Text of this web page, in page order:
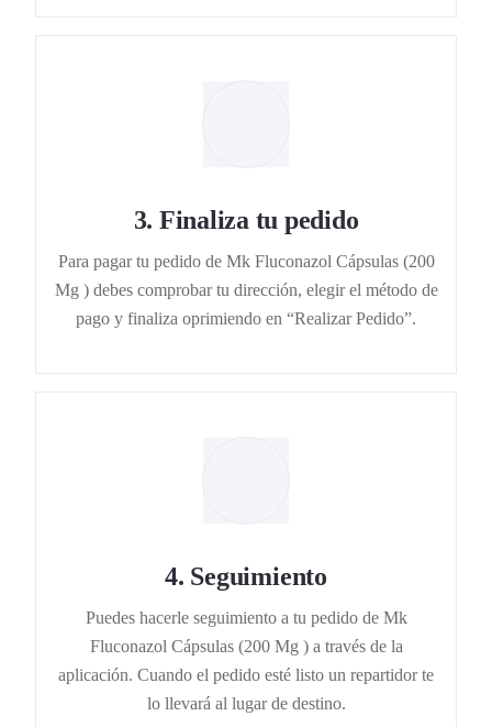
3. Finaliza tu pedido
Para pagar tu pedido de Mk Fluconazol Cápsulas (200
Mg ) debes comprobar tu dirección, elegir el método de
pago y finaliza oprimiendo en “Realizar Pedido”.
4. Seguimiento
Puedes hacerle seguimiento a tu pedido de Mk
Fluconazol Cápsulas (200 Mg ) a través de la
aplicación. Cuando el pedido esté listo un repartidor te
lo llevará al lugar de destino.